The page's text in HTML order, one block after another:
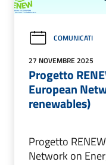
COMUNICATI
27 NOVEMBRE 2025
Progetto
European
renewables)
Progetto
Network on